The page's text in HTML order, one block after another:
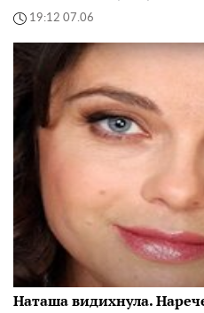
19:12 07.06
Наташа видихнула.